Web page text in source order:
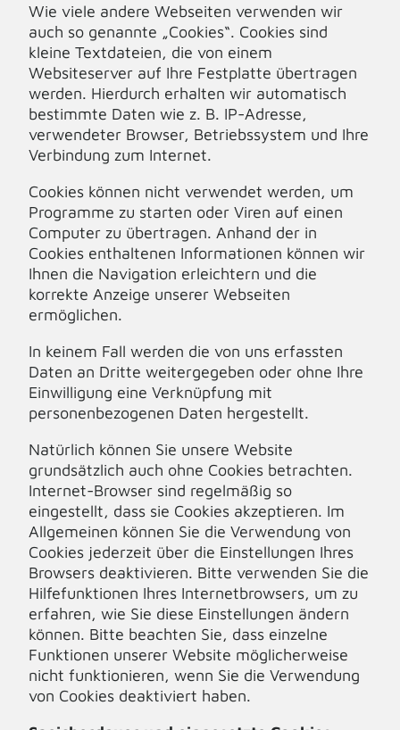
Wie viele andere Webseiten verwenden wir
auch so genannte „Cookies“. Cookies sind
kleine Textdateien, die von einem
Websiteserver auf Ihre Festplatte übertragen
werden. Hierdurch erhalten wir automatisch
bestimmte Daten wie z. B. IP-Adresse,
verwendeter Browser, Betriebssystem und Ihre
Verbindung zum Internet.
Cookies können nicht verwendet werden, um
Programme zu starten oder Viren auf einen
Computer zu übertragen. Anhand der in
Cookies enthaltenen Informationen können wir
Ihnen die Navigation erleichtern und die
korrekte Anzeige unserer Webseiten
ermöglichen.
In keinem Fall werden die von uns erfassten
Daten an Dritte weitergegeben oder ohne Ihre
Einwilligung eine Verknüpfung mit
personenbezogenen Daten hergestellt.
Natürlich können Sie unsere Website
grundsätzlich auch ohne Cookies betrachten.
Internet-Browser sind regelmäßig so
eingestellt, dass sie Cookies akzeptieren. Im
Allgemeinen können Sie die Verwendung von
Cookies jederzeit über die Einstellungen Ihres
Browsers deaktivieren. Bitte verwenden Sie die
Hilfefunktionen Ihres Internetbrowsers, um zu
erfahren, wie Sie diese Einstellungen ändern
können. Bitte beachten Sie, dass einzelne
Funktionen unserer Website möglicherweise
nicht funktionieren, wenn Sie die Verwendung
von Cookies deaktiviert haben.